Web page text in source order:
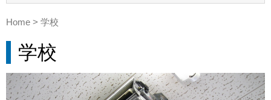
Home > 学校
学校